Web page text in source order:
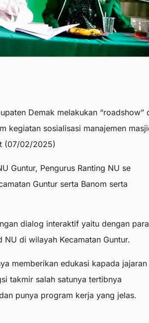
Demak melakukan “roadshow”
kegiatan sosialisasi manajemen
(07/02/2025)
Guntur, Pengurus Ranting NU se
Guntur serta Banom serta
dialog interaktif yaitu dengan para
di wilayah Kecamatan Guntur.
memberikan edukasi kapada jajaran
takmir salah satunya tertibnya
punya program kerja yang jelas.